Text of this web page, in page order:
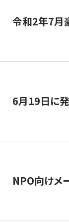
令和2年7月
6月19日に
NPO向け